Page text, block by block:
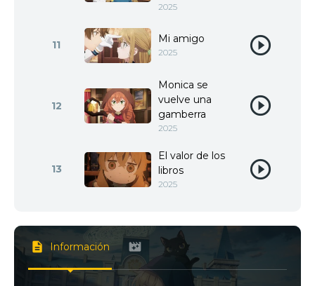
2025
11 Mi amigo
2025
12
Monica se
vuelve una
gamberra
2025
13
El valor de los
libros
2025
Información